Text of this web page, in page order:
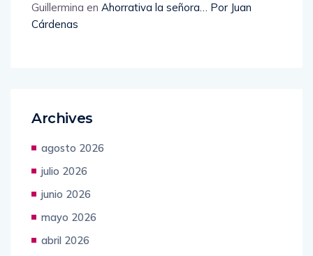
Guillermina en Ahorrativa la señora… Por Juan
Cárdenas
Archives
agosto 2026
julio 2026
junio 2026
mayo 2026
abril 2026